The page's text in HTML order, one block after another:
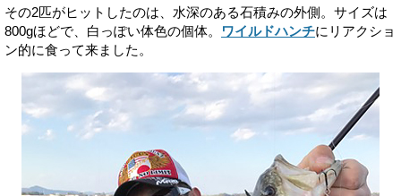
その2匹がヒットしたのは、水深のある石積みの外側。サイズは
800gほどで、白っぽい体色の個体。
ワイルドハンチにリアクショ
ン的に食って来ました。